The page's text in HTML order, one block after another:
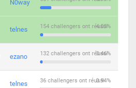
N0way
telnes 4.03%
154 challengers ont réussi
ezano 3.46%
132 challengers ont réussi
telnes 0.94%
36 challengers ont réussi